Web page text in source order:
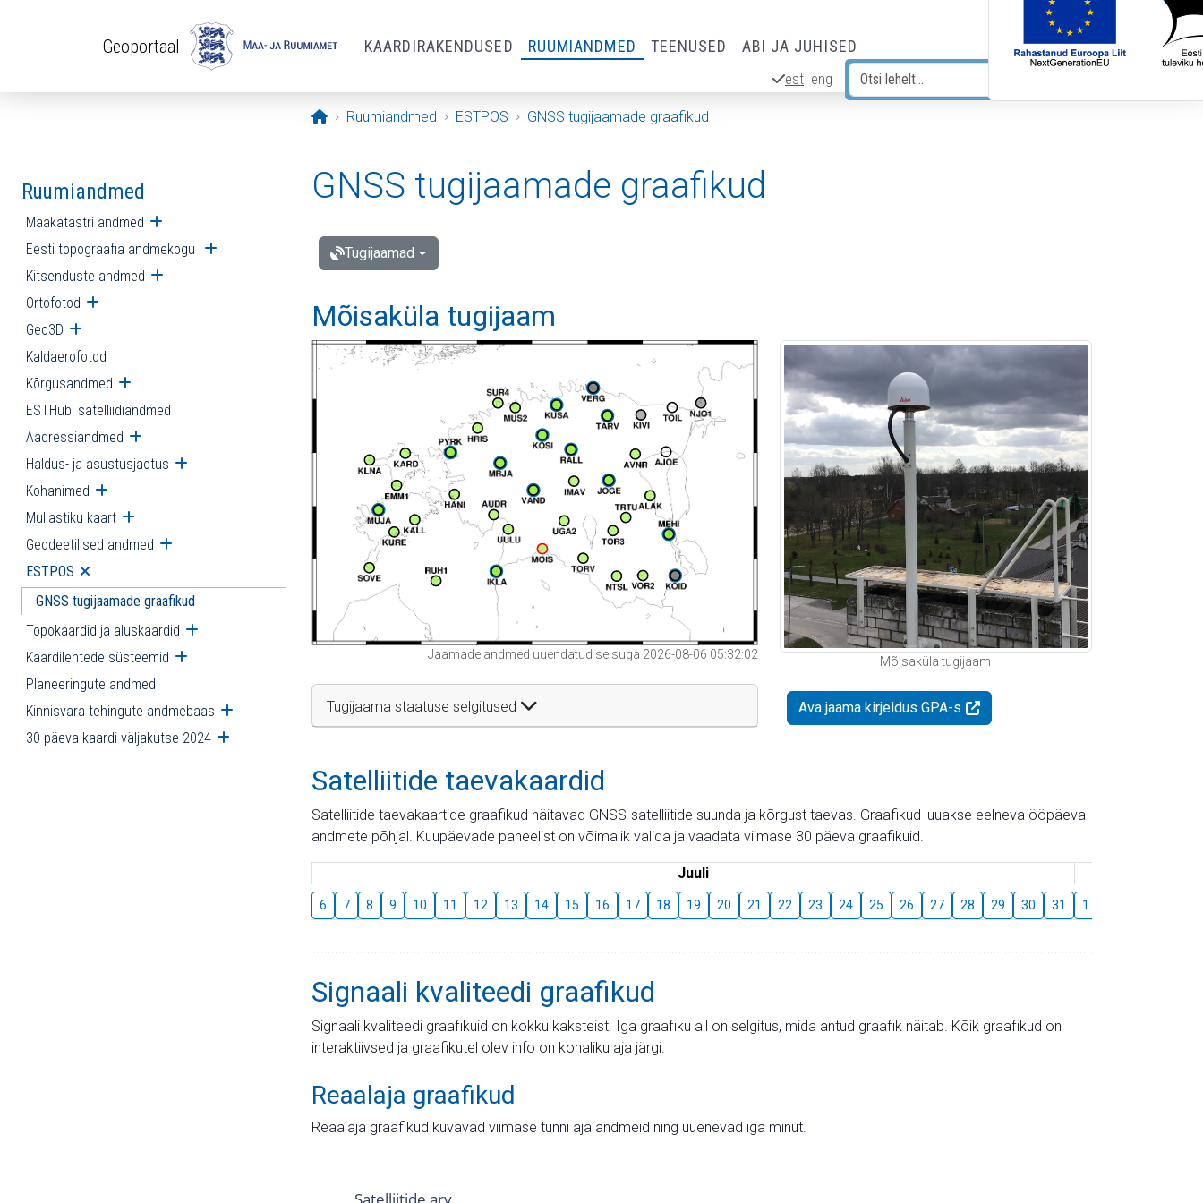
Geoportaal KAARDIRAKENDUSED RUUMIANDMED TEENUSED ABI JA JUHISED
est eng
Avaleht
Ruumiandmed ESTPOS GNSS tugijaamade graafikud
Ruumiandmed
Maakatastri andmed Ava alammenüü
Eesti topograafia andmekogu Ava alammenüü
Kitsenduste andmed Ava alammenüü
Ortofotod Ava alammenüü
Geo3D Ava alammenüü
Kaldaerofotod
Kõrgusandmed Ava alammenüü
ESTHubi satelliidiandmed
Aadressiandmed Ava alammenüü
Haldus- ja asustusjaotus Ava alammenüü
Kohanimed Ava alammenüü
Mullastiku kaart Ava alammenüü
Geodeetilised andmed Ava alammenüü
ESTPOS Ava alammenüü
GNSS tugijaamade graafikud
Topokaardid ja aluskaardid Ava alammenüü
Kaardilehtede süsteemid Ava alammenüü
Planeeringute andmed
Kinnisvara tehingute andmebaas Ava alammenüü
30 päeva kaardi väljakutse 2024 Ava alammenüü
GNSS tugijaamade graafikud
Tugijaamad
Mõisaküla tugijaam
Jaamade andmed uuendatud seisuga 2026-08-06 05:32:02
Tugijaama staatuse selgitused
Mõisaküla tugijaam
Ava jaama kirjeldus GPA-s
Satelliitide taevakaardid
Satelliitide taevakaartide graafikud näitavad GNSS-satelliitide suunda ja kõrgust taevas. Graafikud luuakse eelneva ööpäeva
andmete põhjal. Kuupäevade paneelist on võimalik valida ja vaadata viimase 30 päeva graafikuid.
Juuli
6 7 8 9 10 11 12 13 14 15 16 17 18 19 20 21 22 23 24 25 26 27 28 29 30 31 1
Signaali kvaliteedi graafikud
Signaali kvaliteedi graafikuid on kokku kaksteist. Iga graafiku all on selgitus, mida antud graafik näitab. Kõik graafikud on
interaktiivsed ja graafikutel olev info on kohaliku aja järgi.
Reaalaja graafikud
Reaalaja graafikud kuvavad viimase tunni aja andmeid ning uuenevad iga minut.